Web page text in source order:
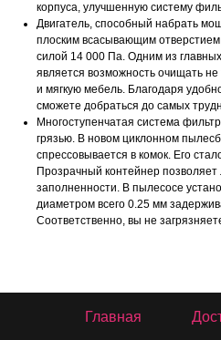
корпуса, улучшенную систему
Двигатель, способный набрать
плоским всасывающим
силой 14 000 Па. Одним из
является возможность очищать
и мягкую мебель. Благодаря
сможете добраться до самых
Многоступенчатая система
грязью. В новом циклонном
спрессовывается в комок. Его
Прозрачный контейнер позволяет
заполненности. В пылесосе
диаметром всего 0.25 мм
Соответственно, вы не
Главная